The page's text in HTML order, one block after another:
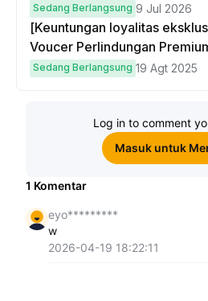
Sedang Berlangsung 9 Jul 2026
[Keuntungan loyalitas
Voucer Perlindungan
hingga $50
Sedang Berlangsung 19 Agt 2025
Log in to comment
Masuk untuk
1 Komentar
eyo*********
w
2026-04-19 18:22:11